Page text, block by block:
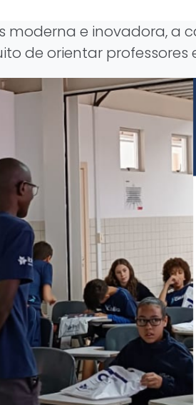
e inovadora, a
de orientar